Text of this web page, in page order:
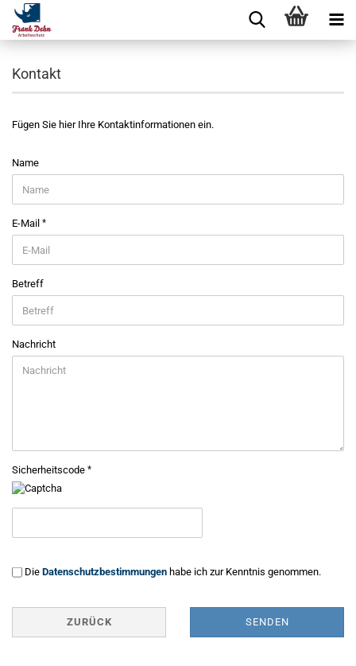
Kontakt
Fügen Sie hier Ihre Kontaktinformationen ein.
KONTAKT
Name
E-Mail
Betreff
Nachricht
Sicherheitscode
DATENSCHUTZBESTIMMUNGEN
Die Datenschutzbestimmungen habe ich zur Kenntnis genommen.
ZURÜCK SENDEN
https://x.klarnacdn.net/payment-method/assets/badges/generic/
https://x.klarnacdn.net/payment-method/assets/badges/